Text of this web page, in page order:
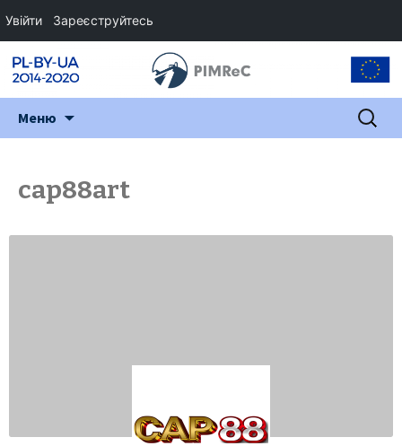
Меню Пошук:
cap88art
Увійти Зареєструйтесь